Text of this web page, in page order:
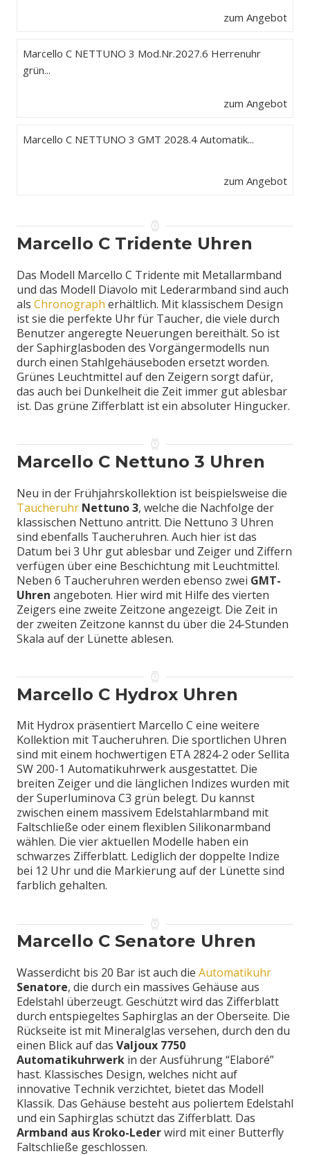
zum Angebot
Marcello C NETTUNO 3 Mod.Nr.2027.6 Herrenuhr
grün...
zum Angebot
Marcello C NETTUNO 3 GMT 2028.4 Automatik...
zum Angebot
Marcello C Tridente Uhren
Das Modell Marcello C Tridente mit Metallarmband
und das Modell Diavolo mit Lederarmband sind auch
als Chronograph erhältlich. Mit klassischem Design
ist sie die perfekte Uhr für Taucher, die viele durch
Benutzer angeregte Neuerungen bereithält. So ist
der Saphirglasboden des Vorgängermodells nun
durch einen Stahlgehäuseboden ersetzt worden.
Grünes Leuchtmittel auf den Zeigern sorgt dafür,
das auch bei Dunkelheit die Zeit immer gut ablesbar
ist. Das grüne Zifferblatt ist ein absoluter Hingucker.
Marcello C Nettuno 3 Uhren
Neu in der Frühjahrskollektion ist beispielsweise die
Taucheruhr Nettuno 3, welche die Nachfolge der
klassischen Nettuno antritt. Die Nettuno 3 Uhren
sind ebenfalls Taucheruhren. Auch hier ist das
Datum bei 3 Uhr gut ablesbar und Zeiger und Ziffern
verfügen über eine Beschichtung mit Leuchtmittel.
Neben 6 Taucheruhren werden ebenso zwei GMT-
Uhren angeboten. Hier wird mit Hilfe des vierten
Zeigers eine zweite Zeitzone angezeigt. Die Zeit in
der zweiten Zeitzone kannst du über die 24-Stunden
Skala auf der Lünette ablesen.
Marcello C Hydrox Uhren
Mit Hydrox präsentiert Marcello C eine weitere
Kollektion mit Taucheruhren. Die sportlichen Uhren
sind mit einem hochwertigen ETA 2824-2 oder Sellita
SW 200-1 Automatikuhrwerk ausgestattet. Die
breiten Zeiger und die länglichen Indizes wurden mit
der Superluminova C3 grün belegt. Du kannst
zwischen einem massivem Edelstahlarmband mit
Faltschließe oder einem flexiblen Silikonarmband
wählen. Die vier aktuellen Modelle haben ein
schwarzes Zifferblatt. Lediglich der doppelte Indize
bei 12 Uhr und die Markierung auf der Lünette sind
farblich gehalten.
Marcello C Senatore Uhren
Wasserdicht bis 20 Bar ist auch die Automatikuhr
Senatore, die durch ein massives Gehäuse aus
Edelstahl überzeugt. Geschützt wird das Zifferblatt
durch entspiegeltes Saphirglas an der Oberseite. Die
Rückseite ist mit Mineralglas versehen, durch den du
einen Blick auf das Valjoux 7750
Automatikuhrwerk in der Ausführung “Elaboré”
hast. Klassisches Design, welches nicht auf
innovative Technik verzichtet, bietet das Modell
Klassik. Das Gehäuse besteht aus poliertem Edelstahl
und ein Saphirglas schützt das Zifferblatt. Das
Armband aus Kroko-Lederwird mit einer Butterfly
Faltschließe geschlossen.